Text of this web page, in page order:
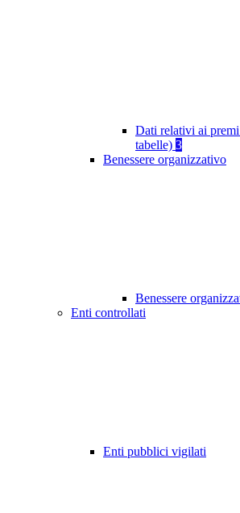
Dati relativi ai
tabelle) 3
Benessere organizzativo
Benessere
Enti controllati
Enti pubblici vigilati